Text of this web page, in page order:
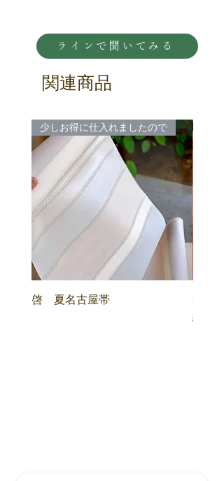
ラインで聞いてみる
関連商品
少しお得に仕入れましたので
啓 夏名古屋帯
喜多
紋 名